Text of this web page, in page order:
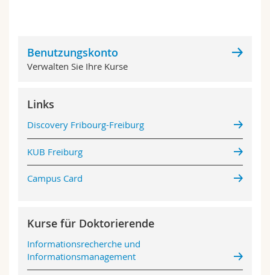
Benutzungskonto
Verwalten Sie Ihre Kurse
Links
Discovery Fribourg-Freiburg
KUB Freiburg
Campus Card
Kurse für Doktorierende
Informationsrecherche und
Informationsmanagement